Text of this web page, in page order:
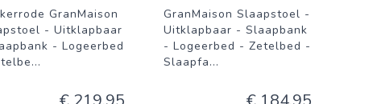
GranMaison
- Uitklapbaar
- Logeerbed
...
GranMaison Slaapstoel -
Uitklapbaar - Slaapbank
- Logeerbed - Zetelbed -
Slaapfa...